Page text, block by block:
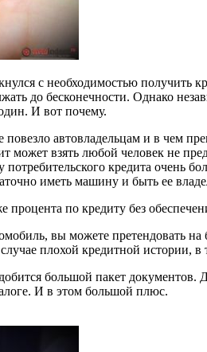
с необходимостью
до бесконечности. Однако
И вот почему.
автовладельцам и в чем
взять любой человек не
кредита
иметь машину и быть ее
по кредиту без
вы можете претендовать
плохой кредитной истории, в
большой пакет
И в этом большой плюс.